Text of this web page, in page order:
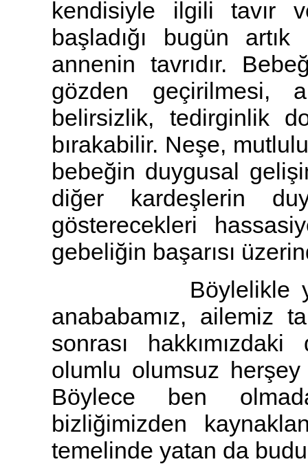
kendisiyle ilgili tavır
başladığı bugün
annenin tavrıdır.
gözden geçirilmesi,
belirsizlik, tedirginlik
bırakabilir. Neşe,
bebeğin duygusal
diğer kardeşlerin
gösterecekleri
gebeliğin başarısı
Böylelikle
anababamız, ailemiz
sonrası
olumlu olumsuz herşey
Böylece ben
bizliğimizden
temelinde yatan da